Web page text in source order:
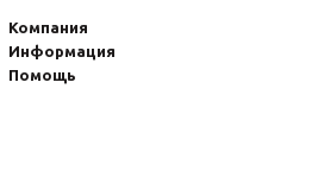
Компания
Информация
Помощь